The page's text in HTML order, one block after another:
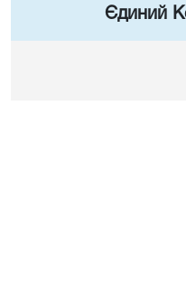
Єдиний